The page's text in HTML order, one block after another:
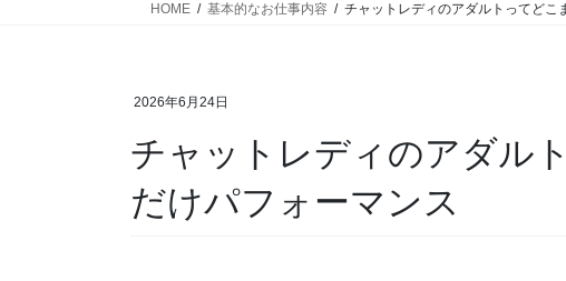
HOME 基本的なお仕事内容 チャットレディのアダルトってどこ
2026年6月24日
チャットレディのアダル
だけパフォーマンス